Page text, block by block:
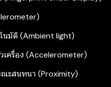
นมัติ (Ambient light)
เครื่อง (Accelerometer)
ะสนทนา (Proximity)